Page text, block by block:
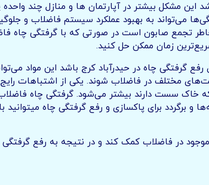
این مشکل بیشتر در آپارتمان ها و منازل چند
می‌تواند به بهبود عملکرد سیستم فاضلاب و
تجمع صابون است در صورتی که با گرفتگی چاه
زمان ممکن حل کنید.
رفع گرفتگی چاه در حیدرآباد کرج باشد این مواد
مختلف در فاضلاب شوند. یکی از اشتباهات
خاک سست دارند بیشتر می‌شود. گرفتگی چاه
و برگردد برای پاکسازی و رفع گرفتگی چاه
در فاضلاب کمک کند و در نتیجه به رفع